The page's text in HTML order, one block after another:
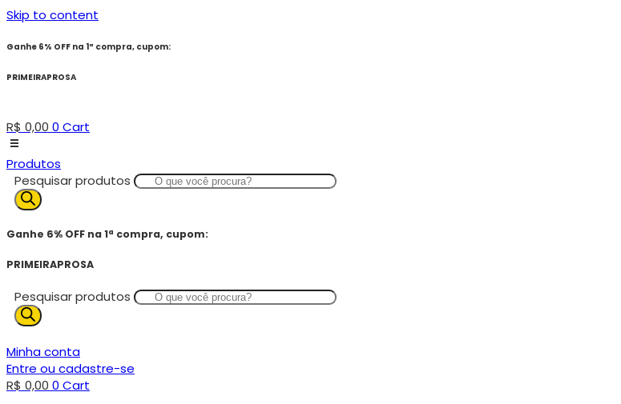
Skip to content
Ganhe 6% OFF na 1ª compra, cupom:
PRIMEIRAPROSA
R$ 0,00 0 Cart
Produtos
Pesquisar produtos
Ganhe 6% OFF na 1ª compra, cupom:
PRIMEIRAPROSA
Pesquisar produtos
Minha conta
Entre ou cadastre-se
R$ 0,00 0 Cart